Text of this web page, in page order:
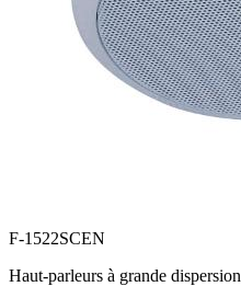
F-1522SCEN
Haut-parleurs à grande dispersion